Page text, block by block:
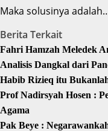
Maka solusinya
Berita Terkait
Fahri Hamzah Meledek
Analisis Dangkal dari
Habib Rizieq itu
Prof Nadirsyah Hosen :
Agama
Pak Beye :